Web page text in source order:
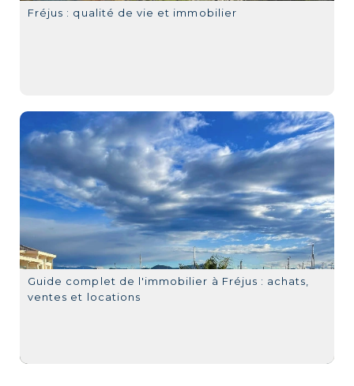
Fréjus : qualité de vie et immobilier
Guide complet de l'immobilier à Fréjus : achats,
ventes et locations